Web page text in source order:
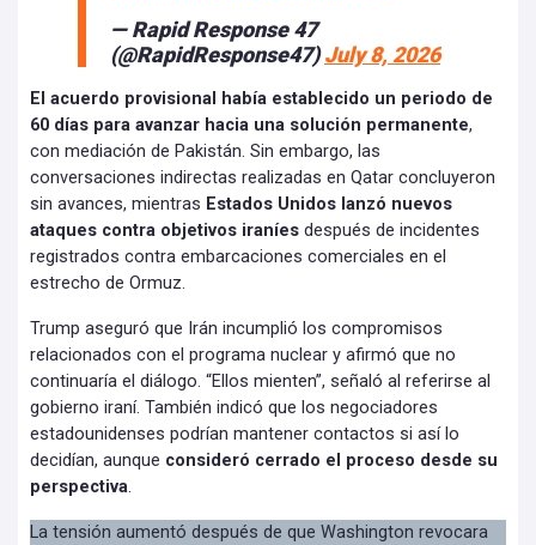
— Rapid Response 47
(@RapidResponse47)July 8, 2026
El acuerdo provisional había establecido un periodo de
60 días para avanzar hacia una solución permanente,
con mediación de Pakistán. Sin embargo, las
conversaciones indirectas realizadas en Qatar concluyeron
sin avances, mientras Estados Unidos lanzó nuevos
ataques contra objetivos iraníes después de incidentes
registrados contra embarcaciones comerciales en el
estrecho de Ormuz.
Trump aseguró que Irán incumplió los compromisos
relacionados con el programa nuclear y afirmó que no
continuaría el diálogo. “Ellos mienten”, señaló al referirse al
gobierno iraní. También indicó que los negociadores
estadounidenses podrían mantener contactos si así lo
decidían, aunque consideró cerrado el proceso desde su
perspectiva.
La tensión aumentó después de que Washington revocara